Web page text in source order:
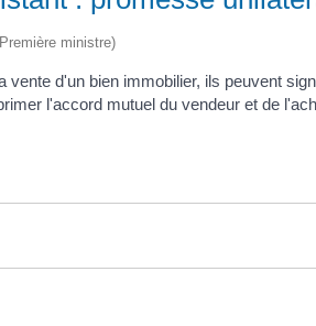
ministre)
d'un bien immobilier, ils peuvent
l'accord mutuel du vendeur et de